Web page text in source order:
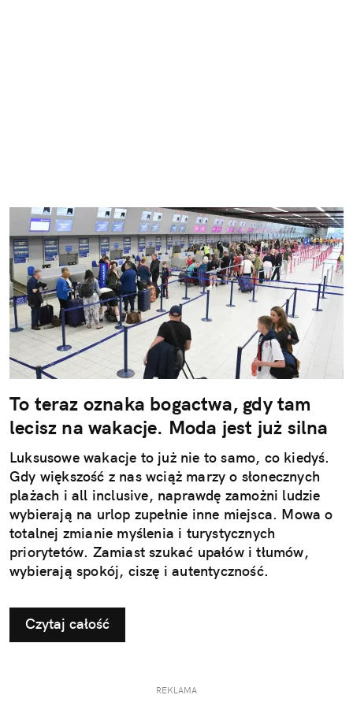
To teraz oznaka bogactwa, gdy tam
lecisz na wakacje. Moda jest już silna
Luksusowe wakacje to już nie to samo, co kiedyś.
Gdy większość z nas wciąż marzy o słonecznych
plażach i all inclusive, naprawdę zamożni ludzie
wybierają na urlop zupełnie inne miejsca. Mowa o
totalnej zmianie myślenia i turystycznych
priorytetów. Zamiast szukać upałów i tłumów,
wybierają spokój, ciszę i autentyczność.
Czytaj całość
REKLAMA